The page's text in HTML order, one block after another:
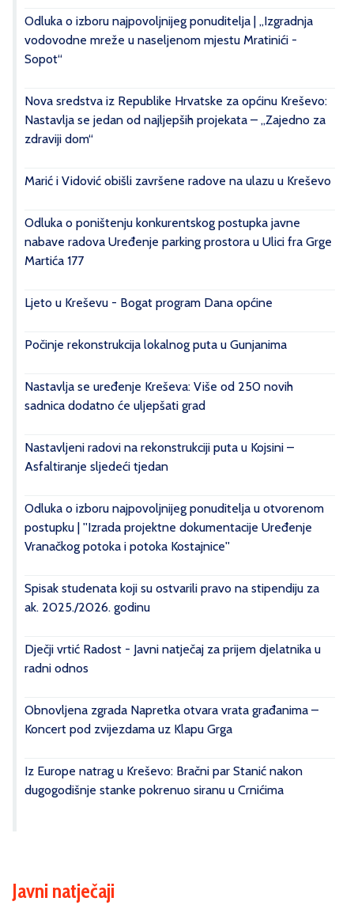
Odluka o izboru najpovoljnijeg ponuditelja | „Izgradnja
vodovodne mreže u naseljenom mjestu Mratinići -
Sopot“
Nova sredstva iz Republike Hrvatske za općinu Kreševo:
Nastavlja se jedan od najljepših projekata – „Zajedno za
zdraviji dom“
Marić i Vidović obišli završene radove na ulazu u Kreševo
Odluka o poništenju konkurentskog postupka javne
nabave radova Uređenje parking prostora u Ulici fra Grge
Martića 177
Ljeto u Kreševu - Bogat program Dana općine
Počinje rekonstrukcija lokalnog puta u Gunjanima
Nastavlja se uređenje Kreševa: Više od 250 novih
sadnica dodatno će uljepšati grad
Nastavljeni radovi na rekonstrukciji puta u Kojsini –
Asfaltiranje sljedeći tjedan
Odluka o izboru najpovoljnijeg ponuditelja u otvorenom
postupku | ''Izrada projektne dokumentacije Uređenje
Vranačkog potoka i potoka Kostajnice''
Spisak studenata koji su ostvarili pravo na stipendiju za
ak. 2025./2026. godinu
Dječji vrtić Radost - Javni natječaj za prijem djelatnika u
radni odnos
Obnovljena zgrada Napretka otvara vrata građanima –
Koncert pod zvijezdama uz Klapu Grga
Iz Europe natrag u Kreševo: Bračni par Stanić nakon
dugogodišnje stanke pokrenuo siranu u Crnićima
Javni natječaji